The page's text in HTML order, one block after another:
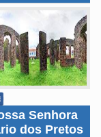
Senhora
dos Pretos